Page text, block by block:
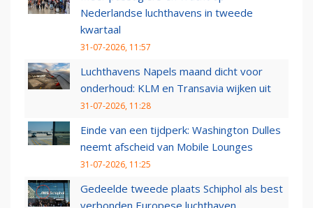
Nederlandse luchthavens in tweede
kwartaal
31-07-2026, 11:57
Luchthavens Napels maand dicht voor
onderhoud: KLM en Transavia wijken uit
31-07-2026, 11:28
Einde van een tijdperk: Washington Dulles
neemt afscheid van Mobile Lounges
31-07-2026, 11:25
Gedeelde tweede plaats Schiphol als best